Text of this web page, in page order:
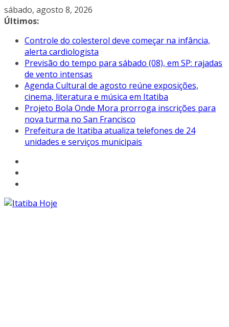
Pular
para
conteúdo
sábado, agosto 8, 2026
Últimos:
Controle do colesterol deve começar na infância,
alerta cardiologista
Previsão do tempo para sábado (08), em SP: rajadas
de vento intensas
Agenda Cultural de agosto reúne exposições,
cinema, literatura e música em Itatiba
Projeto Bola Onde Mora prorroga inscrições para
nova turma no San Francisco
Prefeitura de Itatiba atualiza telefones de 24
unidades e serviços municipais